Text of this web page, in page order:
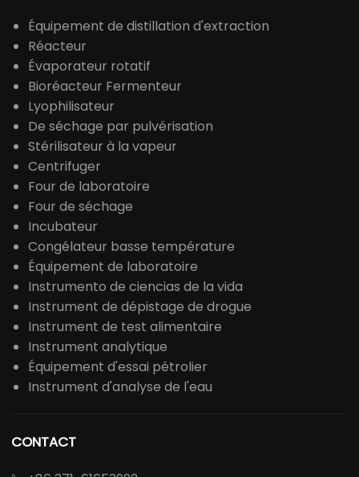
Équipement de distillation d'extraction
Réacteur
Évaporateur rotatif
Bioréacteur Fermenteur
Lyophilisateur
De séchage par pulvérisation
Stérilisateur à la vapeur
Centrifuger
Four de laboratoire
Four de séchage
Incubateur
Congélateur basse température
Équipement de laboratoire
Instrumento de ciencias de la vida
Instrument de dépistage de drogue
Instrument de test alimentaire
Instrument analytique
Équipement d'essai pétrolier
Instrument d'analyse de l'eau
CONTACT